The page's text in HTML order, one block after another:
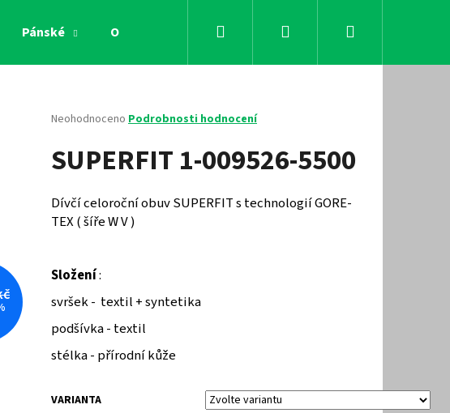
Pánské Obchodní podmínky KontaktyPřihlášení
Průměrné
produktu
je
z
5
hvězdiček.
Neohodnoceno Podrobnosti hodnocení
SUPERFIT 1-009526-5500
Dívčí celoroční obuv SUPERFIT s technologií GORE-
TEX ( šíře W V )
Složení:
svršek - textil + syntetika
podšívka - textil
stélka - přírodní kůže
VARIANTA
RAPTOR 440